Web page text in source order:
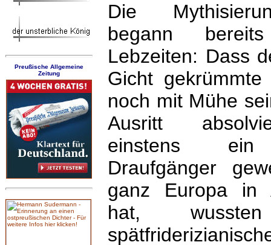
Preußische Allgemeine
Zeitung
Die
begann
Lebzeiten: Dass
Gicht
noch mit Mühe
Ausritt
einstens ein
Draufgänger
ganz Europa in
hat,